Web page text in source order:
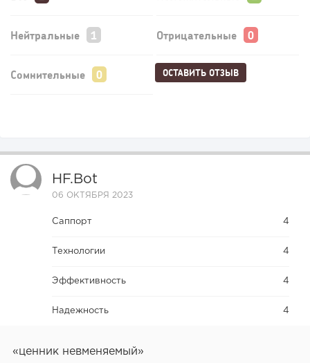
Нейтральные Отрицательные
Сомнительные ОСТАВИТЬ ОТЗЫВ
HF.bot
06 ОКТЯБРЯ 2023
Саппорт 4
Технологии 4
Эффективность 4
Надежность 4
«ценник невменяемый»